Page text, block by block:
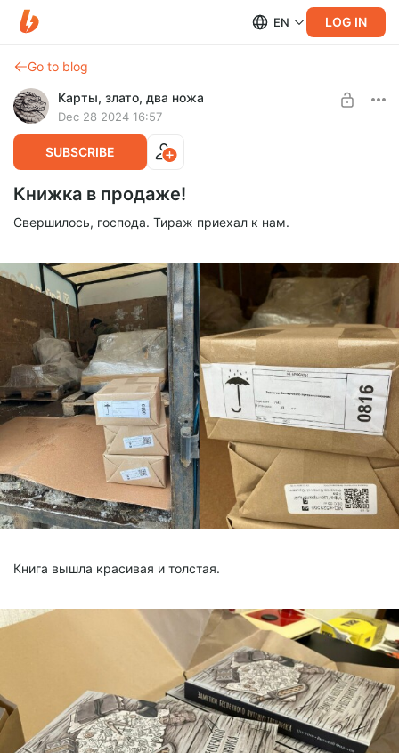
EN LOG IN
Go to blog
Карты, злато, два ножа
Dec 28 2024 16:57
SUBSCRIBE
Книжка в продаже!
Свершилось, господа. Тираж приехал к нам.
Книга вышла красивая и толстая.